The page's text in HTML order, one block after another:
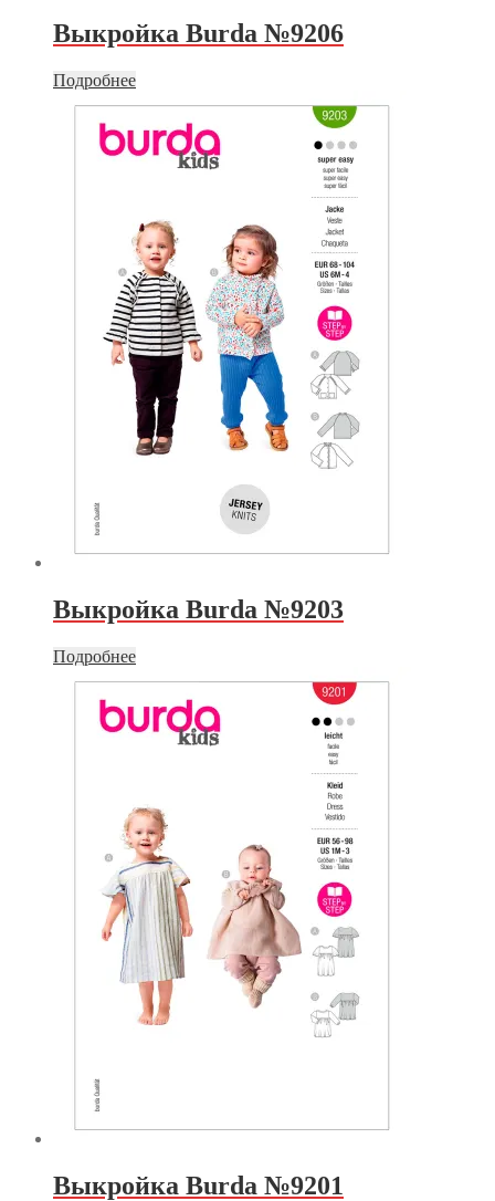
Выкройка Burda №9206
Подробнее
Выкройка Burda №9203
Подробнее
Выкройка Burda №9201